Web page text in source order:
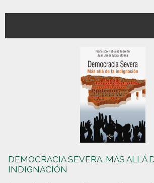
DEMOCRACIA SEVERA. MÁS ALLÁ
INDIGNACIÓN